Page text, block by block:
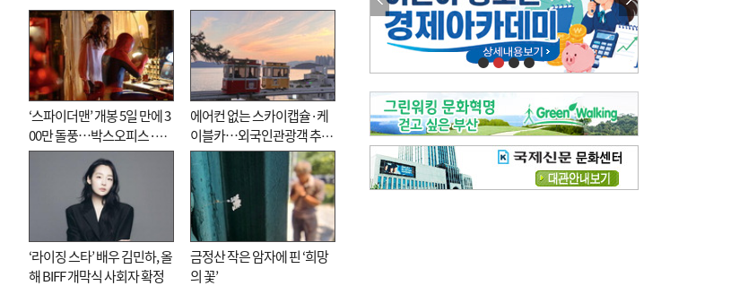
‘스파이더맨’ 개봉 5일 만에 3
00만 돌풍…박스오피스·예
매율 동시 1위
에어컨 없는 스카이캡슐·케
이블카…외국인관광객 추억
대신 고역 될라
‘라이징 스타’ 배우 김민하, 올
해 BIFF 개막식 사회자 확정
금정산 작은 암자에 핀 ‘희망
의 꽃’